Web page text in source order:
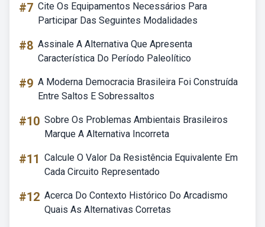
#7 Cite Os Equipamentos Necessários Para
Participar Das Seguintes Modalidades
#8 Assinale A Alternativa Que Apresenta
Característica Do Período Paleolítico
#9 A Moderna Democracia Brasileira Foi Construída
Entre Saltos E Sobressaltos
#10 Sobre Os Problemas Ambientais Brasileiros
Marque A Alternativa Incorreta
#11 Calcule O Valor Da Resistência Equivalente Em
Cada Circuito Representado
#12 Acerca Do Contexto Histórico Do Arcadismo
Quais As Alternativas Corretas